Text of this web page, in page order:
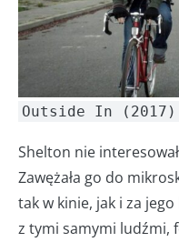
Outside In (2017)
Shelton nie
Zawężała go do
tak w kinie, jak i za
z tymi samymi ludźmi,